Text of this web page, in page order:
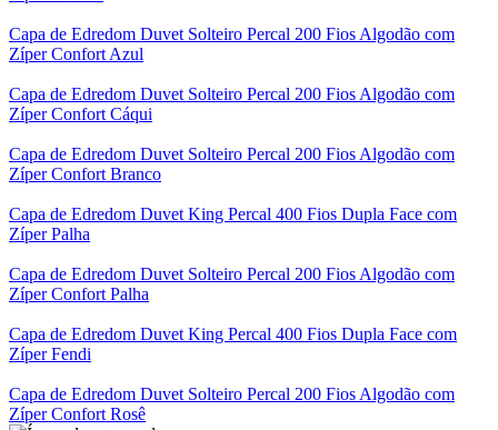
Capa de Edredom Duvet Solteiro Percal 200 Fios Algodão com
Zíper Confort Azul
Capa de Edredom Duvet Solteiro Percal 200 Fios Algodão com
Zíper Confort Cáqui
Capa de Edredom Duvet Solteiro Percal 200 Fios Algodão com
Zíper Confort Branco
Capa de Edredom Duvet King Percal 400 Fios Dupla Face com
Zíper Palha
Capa de Edredom Duvet Solteiro Percal 200 Fios Algodão com
Zíper Confort Palha
Capa de Edredom Duvet King Percal 400 Fios Dupla Face com
Zíper Fendi
Capa de Edredom Duvet Solteiro Percal 200 Fios Algodão com
Zíper Confort Rosê